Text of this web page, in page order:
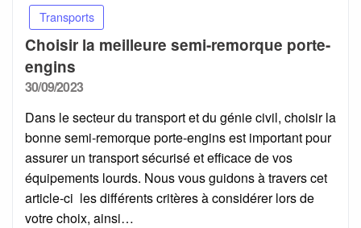
Transports
Choisir la meilleure semi-remorque porte-
engins
Posted
30/09/2023
Dans le secteur du transport et du génie civil, choisir la
bonne semi-remorque porte-engins est important pour
assurer un transport sécurisé et efficace de vos
équipements lourds. Nous vous guidons à travers cet
article-ci les différents critères à considérer lors de
votre choix, ainsi…